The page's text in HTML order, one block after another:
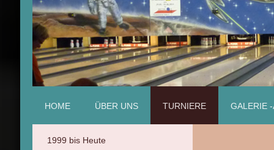
HOME ÜBER UNS TURNIERE GALERIE
1999 bis Heute